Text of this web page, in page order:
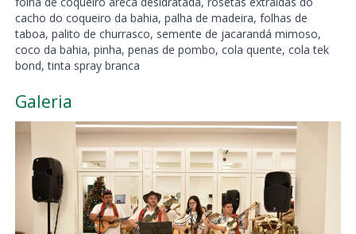
cacho do coqueiro da bahia, palha de madeira, folhas de
taboa, palito de churrasco, semente de jacarandá mimoso,
coco da bahia, pinha, penas de pombo, cola quente, cola tek
bond, tinta spray branca
Galeria